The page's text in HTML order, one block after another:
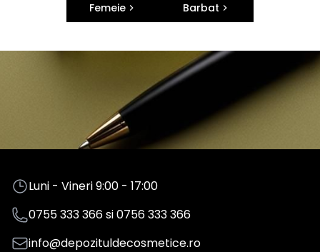
Femeie Barbat
Luni - Vineri 9:00 - 17:00
0755 333 366si0756 333 366
info@depozituldecosmetice.ro